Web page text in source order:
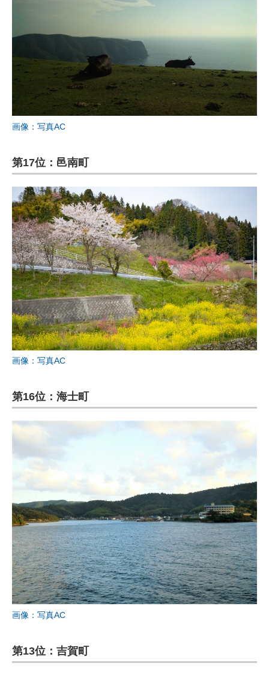
画像：写真AC
第17位：邑南町
画像：写真AC
第16位：海士町
画像：写真AC
第13位：吉賀町